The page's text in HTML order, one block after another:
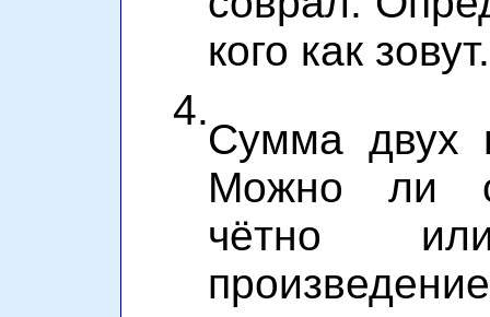
кого как зовут.
4.
Сумма двух
Можно ли
чётно